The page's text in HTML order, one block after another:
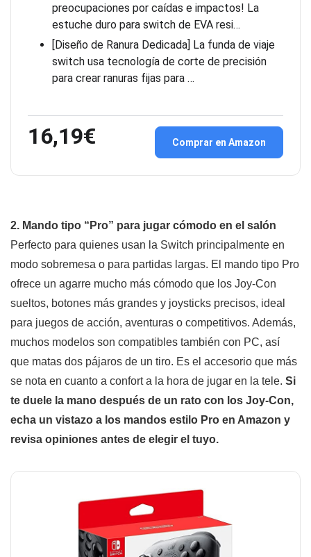
preocupaciones por caídas e impactos! La
estuche duro para switch de EVA resi…
[Diseño de Ranura Dedicada] La funda de viaje
switch usa tecnología de corte de precisión
para crear ranuras fijas para …
16,19€ Comprar en Amazon
2. Mando tipo “Pro” para jugar cómodo en el salón
Perfecto para quienes usan la Switch principalmente en
modo sobremesa o para partidas largas. El mando tipo Pro
ofrece un agarre mucho más cómodo que los Joy-Con
sueltos, botones más grandes y joysticks precisos, ideal
para juegos de acción, aventuras o competitivos. Además,
muchos modelos son compatibles también con PC, así
que matas dos pájaros de un tiro. Es el accesorio que más
se nota en cuanto a confort a la hora de jugar en la tele. Si
te duele la mano después de un rato con los Joy-Con,
echa un vistazo a los mandos estilo Pro en Amazon y
revisa opiniones antes de elegir el tuyo.